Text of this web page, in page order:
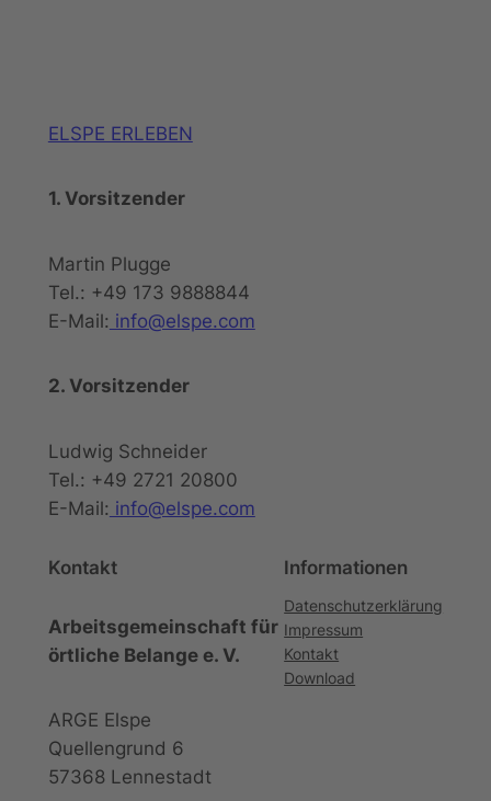
ELSPE ERLEBEN
1. Vorsitzender
Martin Plugge
Tel.: +49 173 9888844
E-Mail: info@elspe.com
2. Vorsitzender
Ludwig Schneider
Tel.: +49 2721 20800
E-Mail: info@elspe.com
Kontakt
Arbeitsgemeinschaft für
örtliche Belange e. V.
ARGE Elspe
Quellengrund 6
57368 Lennestadt
Informationen
Datenschutzerklärung
Impressum
Kontakt
Download